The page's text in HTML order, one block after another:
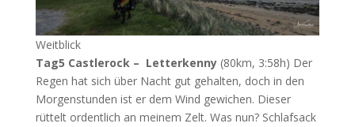
Weitblick
Tag5 Castlerock – Letterkenny (80km, 3:58h) Der
Regen hat sich über Nacht gut gehalten, doch in den
Morgenstunden ist er dem Wind gewichen. Dieser
rüttelt ordentlich an meinem Zelt. Was nun? Schlafsack